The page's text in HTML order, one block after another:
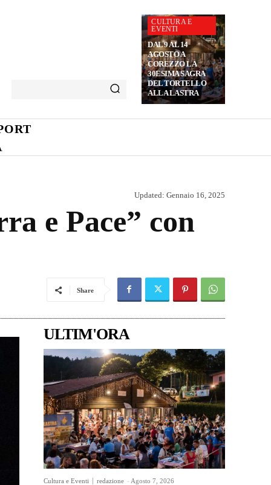
CULTURA E
EVENTI
DAL 9 AL 14
AGOSTO A
COREZZO LA
30ESIMA SAGRA
DEL TORTELLO
ALLA LASTRA
Updated: Gennaio 16, 2025
e Pace” con
Share
ULTIM'ORA
Cultura e Eventi redazione - Agosto 7, 2026